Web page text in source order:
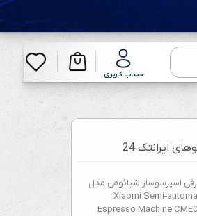
حساب کاربری
ایرانتک 24
اسپرسوساز شیائومی مدل
Xiaomi Semi-
Espresso Machine